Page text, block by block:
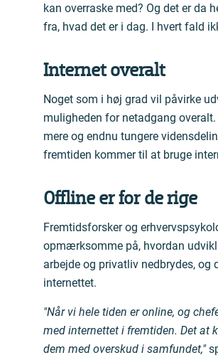
kan overraske med? Og det er
fra, hvad det er i dag. I hvert fald
Internet overalt
Noget som i høj grad vil påvirke
muligheden for netadgang
mere og endnu tungere
fremtiden kommer til at bruge
Offline er for de rige
Fremtidsforsker og
opmærksomme på, hvordan
arbejde og privatliv nedbrydes,
internettet.
"Når vi hele tiden er online, og
med internettet i fremtiden. Det at
dem med overskud i samfundet,"